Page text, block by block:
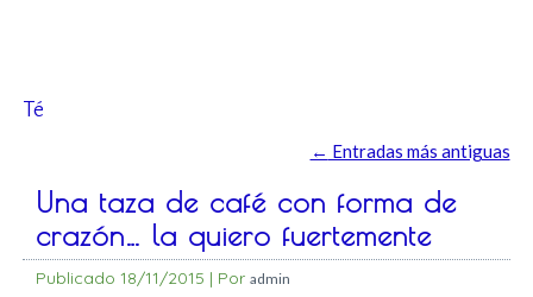
Té
← Entradas más antiguas
Una taza de café con forma de
crazón… la quiero fuertemente
Publicado 18/11/2015 | Por admin